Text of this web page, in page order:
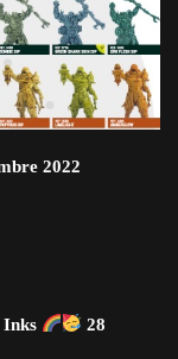
2022
Inks
28